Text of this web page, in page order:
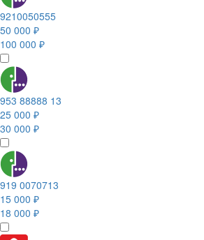
9210050555
50 000 ₽
100 000 ₽
953 88888 13
25 000 ₽
30 000 ₽
919 0070713
15 000 ₽
18 000 ₽